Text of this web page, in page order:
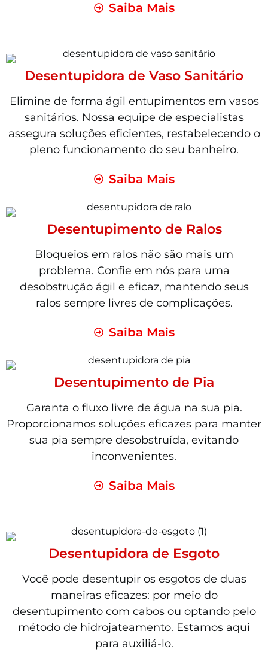
Saiba Mais
Desentupidora de Vaso Sanitário
Elimine de forma ágil entupimentos em vasos
sanitários. Nossa equipe de especialistas
assegura soluções eficientes, restabelecendo o
pleno funcionamento do seu banheiro.
Saiba Mais
Desentupimento de Ralos
Bloqueios em ralos não são mais um
problema. Confie em nós para uma
desobstrução ágil e eficaz, mantendo seus
ralos sempre livres de complicações.
Saiba Mais
Desentupimento de Pia
Garanta o fluxo livre de água na sua pia.
Proporcionamos soluções eficazes para manter
sua pia sempre desobstruída, evitando
inconvenientes.
Saiba Mais
Desentupidora de Esgoto
Você pode desentupir os esgotos de duas
maneiras eficazes: por meio do
desentupimento com cabos ou optando pelo
método de hidrojateamento. Estamos aqui
para auxiliá-lo.